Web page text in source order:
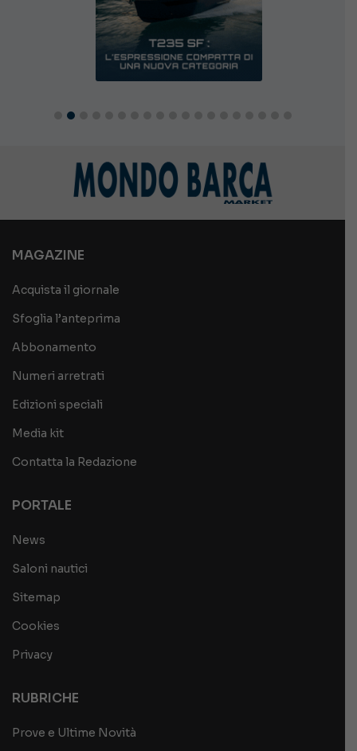
MAGAZINE
Acquista il giornale
Sfoglia l’anteprima
Abbonamento
Numeri arretrati
Edizioni speciali
Media kit
Contatta la Redazione
PORTALE
News
Saloni nautici
Sitemap
Cookies
Privacy
RUBRICHE
Prove e Ultime Novità